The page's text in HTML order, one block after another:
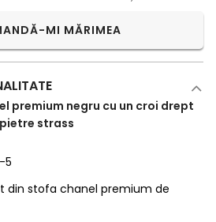
MI MĂRIMEA
premium negru cu un croi drept
strass
5
din stofa chanel premium de